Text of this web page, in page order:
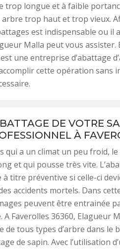
trop longue et à faible
trop haut et trop vieux.
est indispensable ou il
Malla peut vous assister.
une entreprise d’abattage
cette opération sans
DE VOTRE
À
qui a un climat un peu froid,
et qui pousse très vite.
à titre préventive si celle-ci
accidents mortels. Dans
peuvent être entrainée
A Faverolles 36360, Elagueur
de tous types d’arbre dans le
de sapin. Avec l’utilisation